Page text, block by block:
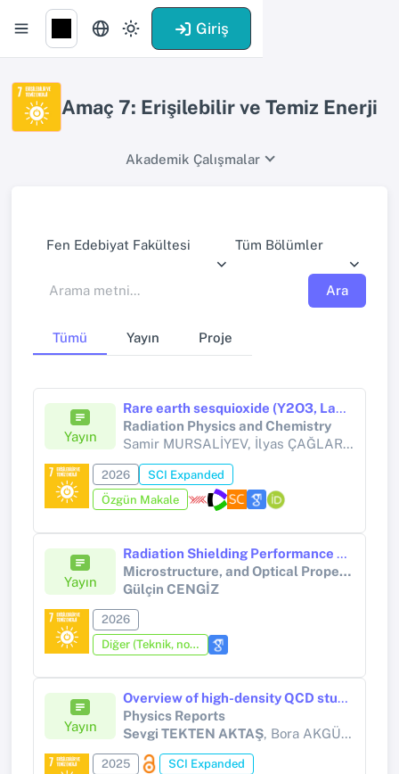
Giriş
Amaç 7: Erişilebilir ve Temiz Enerji
Akademik Çalışmalar
Fen Edebiyat Fakültesi Tüm Bölümler
Ara
Tümü Yayın Proje
Yayın
Rare earth sesquioxide (Y2O3, La2O3, Lu2O3) nanoparticles embedded polymer nanocomposites for gamma radiation shielding
Radiation Physics and Chemistry
Samir MURSALİYEV, İlyas ÇAĞLAR, Gülçin CENGİZ, Hüseyin ERTAP,
2026
SCI Expanded
Özgün Makale
Yayın
Radiation Shielding Performance of Lightweight Polymer Composites Reinforced with Rare-Earth Oxotellurates (Y, Gd): Structure, Microstructure, and Optical Property Relationships
Microstructure, and Optical Property Relationships
Gülçin CENGİZ
2026
Diğer (Teknik, not, yorum, vaka takdimi, editöre mektup, özet, kitap krıtiği, araştırma notu, bilirkişi raporu ve benzeri)
Yayın
Overview of high-density QCD studies with the CMS experiment at the LHC
Physics Reports
Sevgi TEKTEN AKTAŞ, Bora AKGÜN, Erhan GÜLMEZ, Mithat KAYA, Özlem SEVİNÇ
2025
SCI Expanded